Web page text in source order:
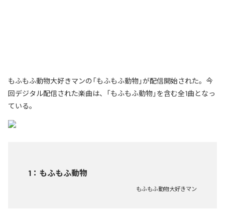
もふもふ動物大好きマンの「もふもふ動物」が配信開始された。今
回デジタル配信された楽曲は、「もふもふ動物」を含む全1曲となっ
ている。
1 ： もふもふ動物
もふもふ動物大好きマン